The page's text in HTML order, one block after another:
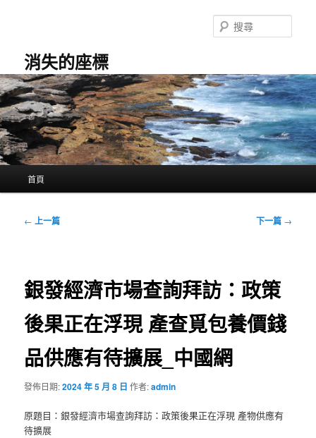
容
消失的座標
尋
首頁
文
← 上一篇 下一篇 →
銀發經濟市場查詢拜訪：政策
後果正在浮現 產查覓包養價錢
品供應有待擴展_中國網
發佈日期:2024 年 5 月 8 日 作者:admin
原題目：銀發經濟市場查詢拜訪：政策後果正在浮現 產物供應有
待擴展